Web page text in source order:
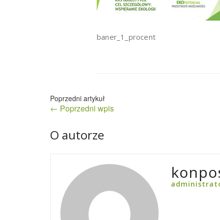
baner_1_procent
Nawigacja
wpisu
← Poprzedni wpis
O autorze